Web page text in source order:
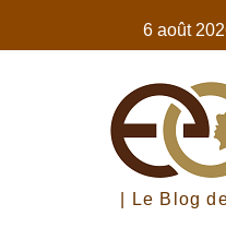
to
6 août
| Le Blog